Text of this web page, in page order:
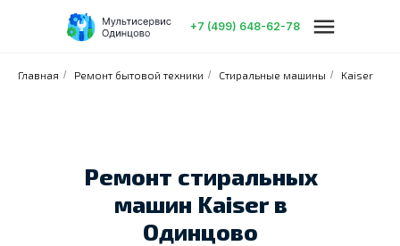
Бытовая техника Электроника
+7 (499) 648-62-78
Главная / Ремонт бытовой техники / Стиральные машины / Kaiser
Ремонт стиральных
машин Kaiser в
Одинцово